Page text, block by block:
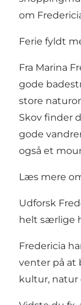
om
Ferie fyldt
Fra Marina
gode
store
Skov finder
gode
også et
Læs mere
Udforsk
helt særlige
Fredericia
venter på at
kultur, natur